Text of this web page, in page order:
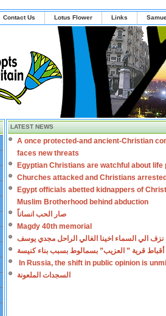
Contact Us Lotus Flower Links
LATEST NEWS
A once protected-and ancient-Christian
faces new threats
Egyptian Christians are watchful about life
Churches attacked and Christians
Egypt officials abetted kidnappers of
Muslim Brotherhood behind abduction
صار الحب انساناً
Magdy 40th memorial
نزف الي السماء اخينا الغالي الراحل مجدي يوسف
أقباط قرية ” العزيب” بسمالوط بسبب بناء كنيسة
In Russia, the shift in public opinion is
السجدات الملعونة